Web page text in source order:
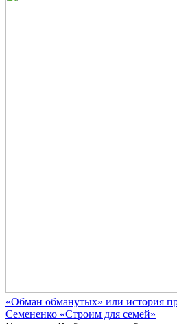
«Обман обманутых» или история
Семененко «Строим для семей»